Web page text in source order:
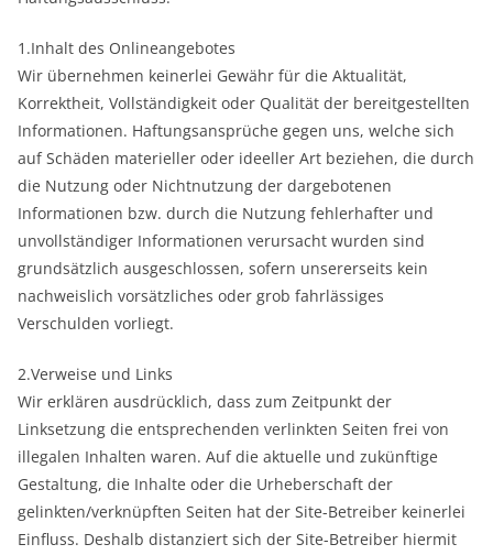
1.Inhalt des Onlineangebotes
Wir übernehmen keinerlei Gewähr für die Aktualität,
Korrektheit, Vollständigkeit oder Qualität der bereitgestellten
Informationen. Haftungsansprüche gegen uns, welche sich
auf Schäden materieller oder ideeller Art beziehen, die durch
die Nutzung oder Nichtnutzung der dargebotenen
Informationen bzw. durch die Nutzung fehlerhafter und
unvollständiger Informationen verursacht wurden sind
grundsätzlich ausgeschlossen, sofern unsererseits kein
nachweislich vorsätzliches oder grob fahrlässiges
Verschulden vorliegt.
2.Verweise und Links
Wir erklären ausdrücklich, dass zum Zeitpunkt der
Linksetzung die entsprechenden verlinkten Seiten frei von
illegalen Inhalten waren. Auf die aktuelle und zukünftige
Gestaltung, die Inhalte oder die Urheberschaft der
gelinkten/verknüpften Seiten hat der Site-Betreiber keinerlei
Einfluss. Deshalb distanziert sich der Site-Betreiber hiermit